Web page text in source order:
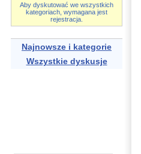
Aby dyskutować we wszystkich
kategoriach, wymagana jest
rejestracja.
Najnowsze i kategorie
Wszystkie dyskusje